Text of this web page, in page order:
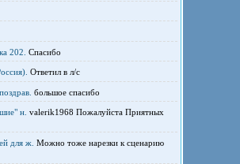
202. Спасибо
Ответил в л/с
большое спасибо
н. valerik1968 Пожалуйста Приятных
для ж. Можно тоже нарезки к сценарию